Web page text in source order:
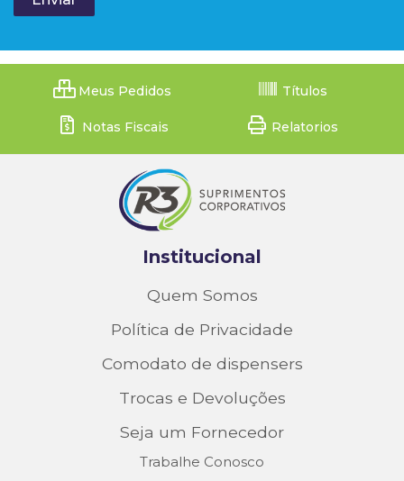
Meus Pedidos Títulos
Notas Fiscais Relatorios
Institucional
Quem Somos
Política de Privacidade
Comodato de dispensers
Trocas e Devoluções
Seja um Fornecedor
Trabalhe Conosco